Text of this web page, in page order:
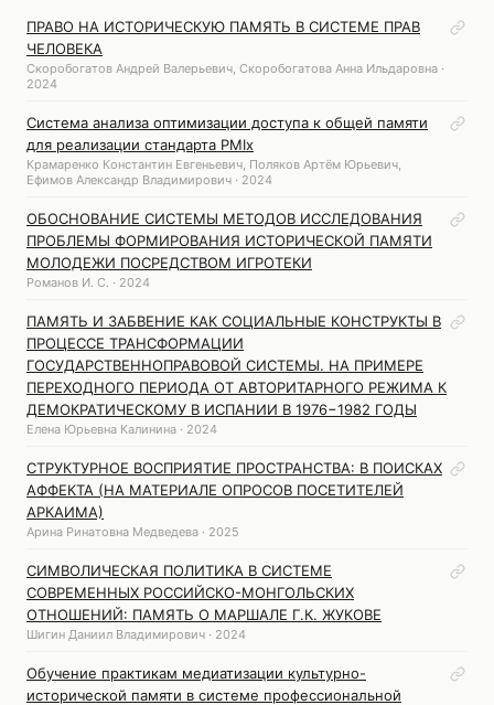
ПРАВО НА ИСТОРИЧЕСКУЮ ПАМЯТЬ В СИСТЕМЕ ПРАВ
ЧЕЛОВЕКА
Скоробогатов Андрей Валерьевич, Скоробогатова Анна Ильдаровна ·
2024
Система анализа оптимизации доступа к общей памяти
для реализации стандарта PMIx
Крамаренко Константин Евгеньевич, Поляков Артём Юрьевич,
Ефимов Александр Владимирович · 2024
ОБОСНОВАНИЕ СИСТЕМЫ МЕТОДОВ ИССЛЕДОВАНИЯ
ПРОБЛЕМЫ ФОРМИРОВАНИЯ ИСТОРИЧЕСКОЙ ПАМЯТИ
МОЛОДЕЖИ ПОСРЕДСТВОМ ИГРОТЕКИ
Романов И. С. · 2024
ПАМЯТЬ И ЗАБВЕНИЕ КАК СОЦИАЛЬНЫЕ КОНСТРУКТЫ В
ПРОЦЕССЕ ТРАНСФОРМАЦИИ
ГОСУДАРСТВЕННОПРАВОВОЙ СИСТЕМЫ. НА ПРИМЕРЕ
ПЕРЕХОДНОГО ПЕРИОДА ОТ АВТОРИТАРНОГО РЕЖИМА К
ДЕМОКРАТИЧЕСКОМУ В ИСПАНИИ В 1976−1982 ГОДЫ
Елена Юрьевна Калинина · 2024
СТРУКТУРНОЕ ВОСПРИЯТИЕ ПРОСТРАНСТВА: В ПОИСКАХ
АФФЕКТА (НА МАТЕРИАЛЕ ОПРОСОВ ПОСЕТИТЕЛЕЙ
АРКАИМА)
Арина Ринатовна Медведева · 2025
СИМВОЛИЧЕСКАЯ ПОЛИТИКА В СИСТЕМЕ
СОВРЕМЕННЫХ РОССИЙСКО-МОНГОЛЬСКИХ
ОТНОШЕНИЙ: ПАМЯТЬ О МАРШАЛЕ Г.К. ЖУКОВЕ
Шигин Даниил Владимирович · 2024
Обучение практикам медиатизации культурно-
исторической памяти в системе профессиональной